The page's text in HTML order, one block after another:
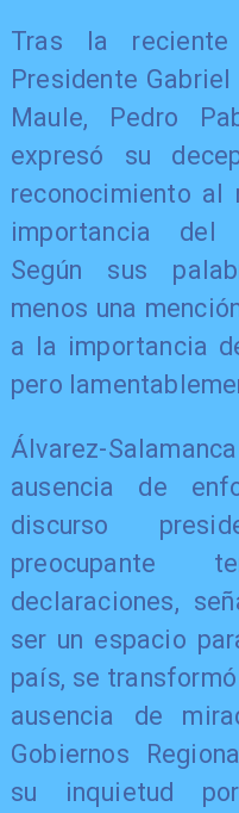
Tras la reciente
Presidente
Maule, Pedro
expresó su
reconocimiento
importancia del
Según sus
menos una
a la importancia
pero
Álvarez-
ausencia de
discurso
preocupante
declaraciones,
ser un espacio
país, se
ausencia de
Gobiernos
su inquietud